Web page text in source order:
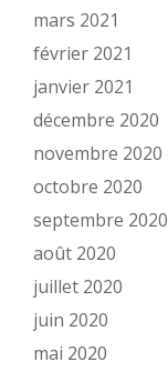
mars 2021
février 2021
janvier 2021
décembre 2020
novembre 2020
octobre 2020
septembre 2020
août 2020
juillet 2020
juin 2020
mai 2020